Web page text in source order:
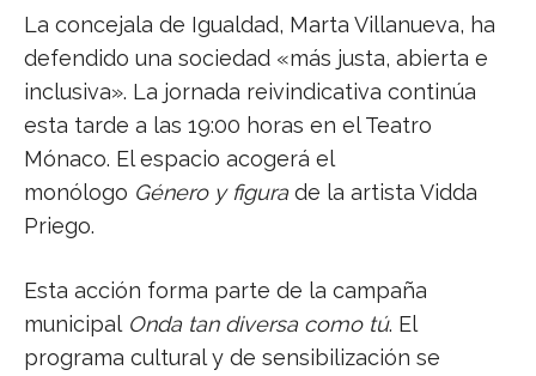
La concejala de Igualdad, Marta Villanueva, ha
defendido una sociedad «más justa, abierta e
inclusiva». La jornada reivindicativa continúa
esta tarde a las 19:00 horas en el Teatro
Mónaco. El espacio acogerá el
monólogo Género y figura de la artista Vidda
Priego.
Esta acción forma parte de la campaña
municipal Onda tan diversa como tú. El
programa cultural y de sensibilización se